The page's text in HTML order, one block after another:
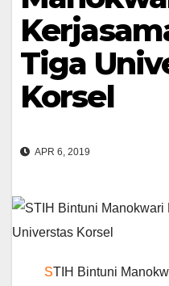
Tiga
Korsel
APR 6, 2019
STIH Bintuni